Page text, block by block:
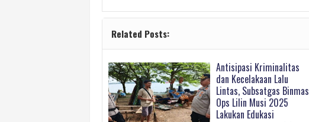
Related Posts:
Antisipasi Kriminalitas
dan Kecelakaan Lalu
Lintas, Subsatgas Binmas
Ops Lilin Musi 2025
Lakukan Edukasi